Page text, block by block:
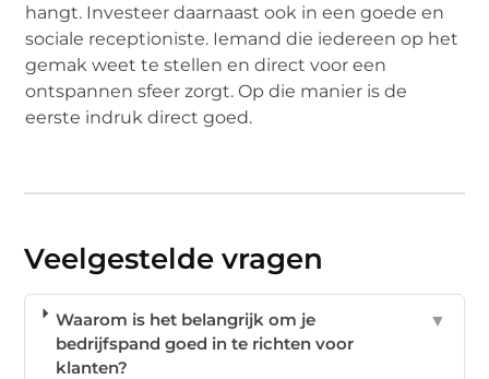
hangt. Investeer daarnaast ook in een goede en
sociale receptioniste. Iemand die iedereen op het
gemak weet te stellen en direct voor een
ontspannen sfeer zorgt. Op die manier is de
eerste indruk direct goed.
Veelgestelde vragen
Waarom is het belangrijk om je
bedrijfspand goed in te richten voor
klanten?
▼